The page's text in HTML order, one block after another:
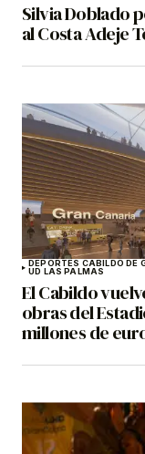
Silvia Doblado
al Costa Adeje
DEPORTES CABILDO DE
UD LAS PALMAS
El Cabildo
obras del
millones de